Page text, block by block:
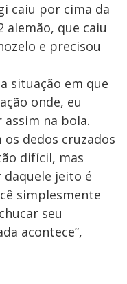
caiu por cima da
alemão, que caiu
e precisou
situação em que
onde, eu
assim na bola.
dedos cruzados
difícil, mas
jeito é
simplesmente
seu
acontece”,